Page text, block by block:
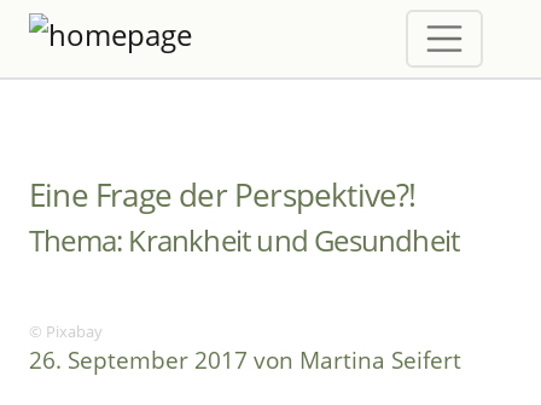
Eine Frage der Perspektive?!
Thema: Krankheit und Gesundheit
© Pixabay
26. September 2017 von Martina Seifert